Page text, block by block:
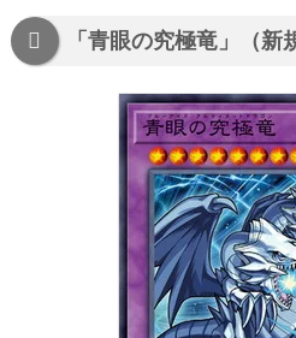
「青眼の究極竜」（新